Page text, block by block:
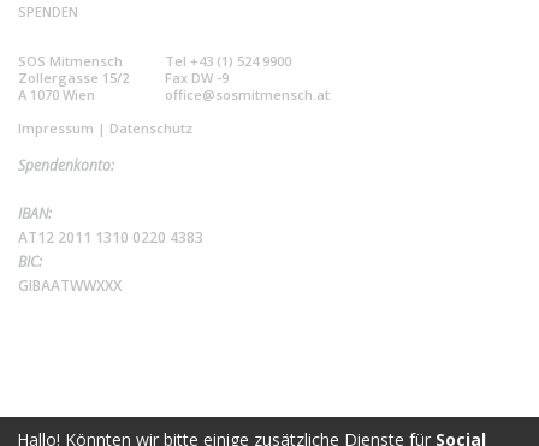
SPENDEN
SOS Mitmensch
Zollergasse 15/2
A 1070 Wien
Tel +43 (1) 524 9900
Fax DW -9
office@sosmitmensch.at
Impressum | Datenschutz
Spendenkonto:
IBAN:
AT12 2011 1310 0220 4383
BIC:
GIBAATWWXXX
Hallo! Könnten wir bitte einige zusätzliche Dienste für Social